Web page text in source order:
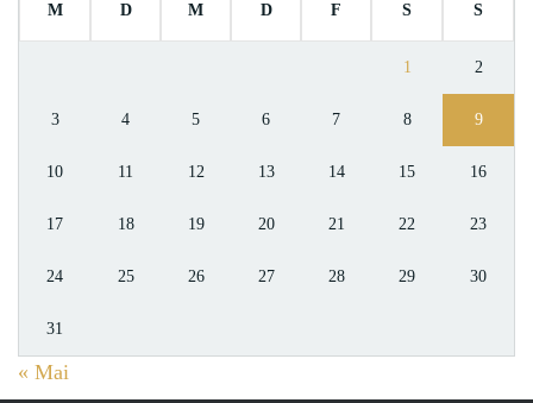
M D M D F S S
1 2
3 4 5 6 7 8 9
10 11 12 13 14 15 16
17 18 19 20 21 22 23
24 25 26 27 28 29 30
31
« Mai